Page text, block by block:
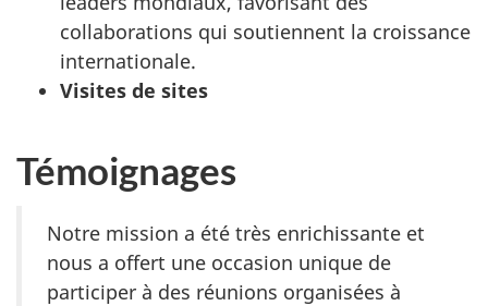
collaborations qui soutiennent la croissance
internationale.
Visites de sites
Témoignages
Notre mission a été très enrichissante et
nous a offert une occasion unique de
participer à des réunions organisées à